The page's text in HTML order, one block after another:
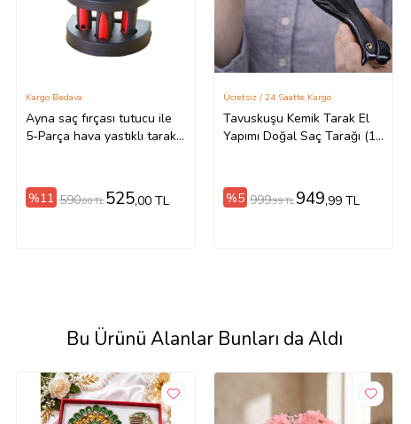
Ayna saç fırçası tutucu ile
5-Parça hava yastıklı tarak
Kargo Bedava
%11 590,00 TL 525,00 TL
Tavuskuşu Kemik Tarak El
Yapımı Doğal Saç Tarağı (18
Ücretsiz / 24 Saatte Kargo
%5 999,99 TL 949,99 TL
Bu Ürünü Alanlar Bunları da Aldı